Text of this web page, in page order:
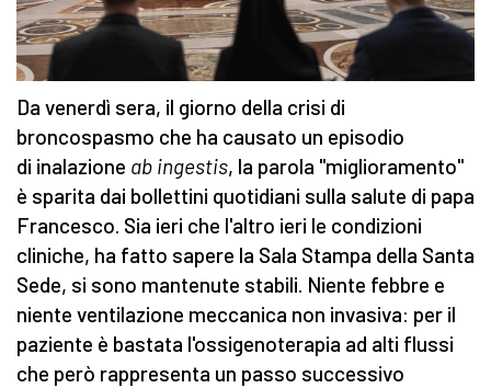
Da venerdì sera, il giorno della crisi di
broncospasmo che ha causato un episodio
di inalazione ab ingestis, la parola "miglioramento"
è sparita dai bollettini quotidiani sulla salute di papa
Francesco. Sia ieri che l'altro ieri le condizioni
cliniche, ha fatto sapere la Sala Stampa della Santa
Sede, si sono mantenute stabili. Niente febbre e
niente ventilazione meccanica non invasiva: per il
paziente è bastata l'ossigenoterapia ad alti flussi
che però rappresenta un passo successivo